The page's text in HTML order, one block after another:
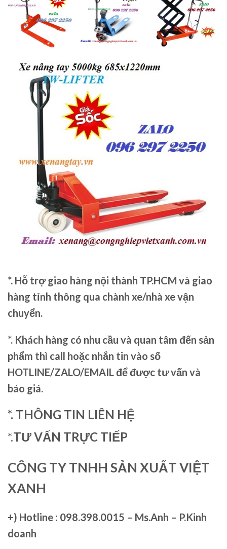
*. Hỗ trợ giao hàng nội thành TP.HCM và giao
hàng tỉnh thông qua chành xe/nhà xe vận
chuyển.
*. Khách hàng có nhu cầu và quan tâm đến sản
phẩm thì call hoặc nhắn tin vào số
HOTLINE/ZALO/EMAIL để được tư vấn và
báo giá.
*. THÔNG TIN LIÊN HỆ
*.TƯ VẤN TRỰC TIẾP
CÔNG TY TNHH SẢN XUẤT VIỆT
XANH
+) Hotline : 098.398.0015 – Ms.Anh – P.Kinh
doanh